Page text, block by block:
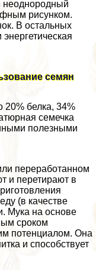
неоднородный
рисунком.
В остальных
энергетическая
семян
20% белка, 34%
семечка
полезными
переработанном
и перетирают в
(в качестве
Мука на основе
сроком
потенциалом. Она
и способствует